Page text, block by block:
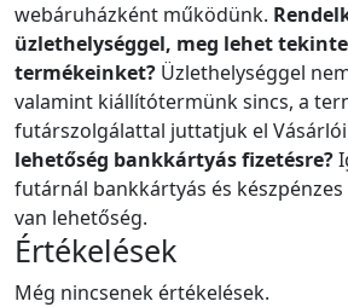
webáruházként működünk.
üzlethelységgel, meg lehet
termékeinket? Üzlethelységgel
valamint kiállítótermünk sincs, a
futárszolgálattal juttatjuk el
lehetőség bankkártyás fizetésre?
futárnál bankkártyás és
van lehetőség.
Értékelések
Még nincsenek értékelések.